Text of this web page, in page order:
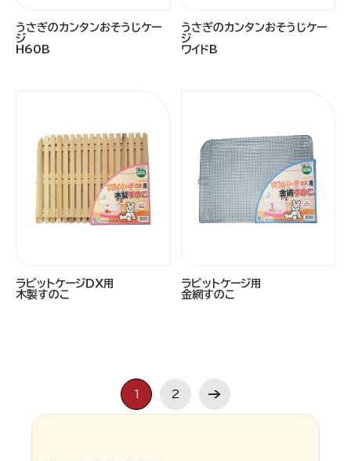
うさぎのカンタンおそうじケー
ジ
H60B
うさぎのカンタンおそうじケー
ジ
ワイドB
ラビットケージＤＸ用
木製すのこ
ラビットケージ用
金網すのこ
1 2